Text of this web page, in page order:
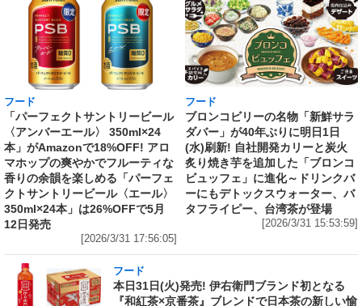
フード
「パーフェクトサントリービール
〈アンバーエール〉 350ml×24
本」がAmazonで18%OFF! アロ
マホップの爽やかでフルーティな
香りの余韻を楽しめる「パーフェ
クトサントリービール〈エール〉
350ml×24本」は26%OFFで5月
12日発売
[2026/3/31 17:56:05]
フード
ブロンコビリーの名物「新鮮サラ
ダバー」が40年ぶりに明日1日
(水)刷新! 自社開発カリーと炭火
炙り焼き芋を追加した「ブロンコ
ビュッフェ」に進化～ドリンクバ
ーにもデトックスウォーター、バ
タフライピー、台湾茶が登場
[2026/3/31 15:53:59]
フード
本日31日(火)発売! 伊右衛門ブランド初となる
『和紅茶×京番茶』ブレンドで日本茶の新しい愉